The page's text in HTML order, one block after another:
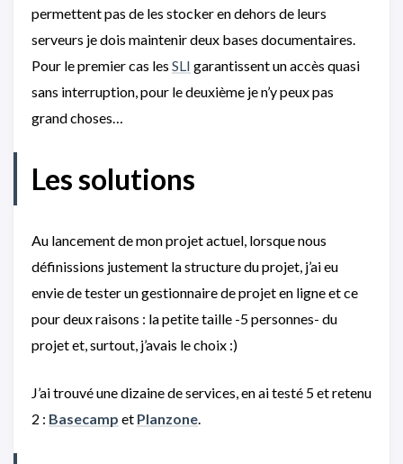
permettent pas de les stocker en dehors de leurs
serveurs je dois maintenir deux bases documentaires.
Pour le premier cas les SLI garantissent un accès quasi
sans interruption, pour le deuxième je n’y peux pas
grand choses…
Les solutions
Au lancement de mon projet actuel, lorsque nous
définissions justement la structure du projet, j’ai eu
envie de tester un gestionnaire de projet en ligne et ce
pour deux raisons : la petite taille -5 personnes- du
projet et, surtout, j’avais le choix :)
J’ai trouvé une dizaine de services, en ai testé 5 et retenu
2 : Basecamp et Planzone.